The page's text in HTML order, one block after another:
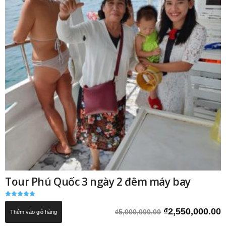
Tour Phú Quốc 3 ngày 2 đêm máy bay
Được xếp
5.00
₫5,000,000.00 Giá
₫2,550,000.00
Thêm vào giỏ hàng